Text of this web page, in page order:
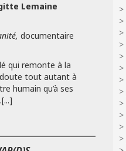
Lemaine
documentaire
qui remonte à la
tout autant à
humain qu’à ses